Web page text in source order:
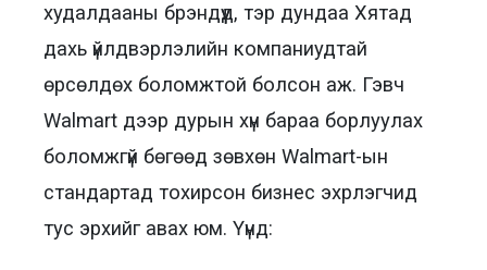
худалдааны брэндүүд, тэр дундаа Хятад
дахь үйлдвэрлэлийн компаниудтай
өрсөлдөх боломжтой болсон аж. Гэвч
Walmart дээр дурын хүн бараа борлуулах
боломжгүй бөгөөд зөвхөн Walmart-ын
стандартад тохирсон бизнес эхрлэгчид
тус эрхийг авах юм. Үүнд: